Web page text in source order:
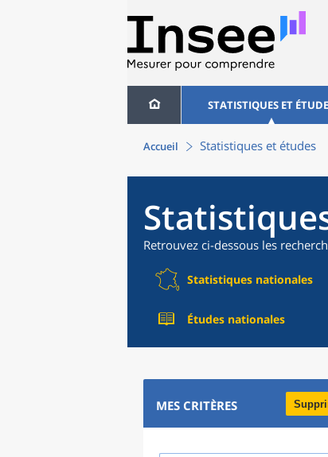
STATISTIQUES ET
Accueil Statistiques et études
Retrouvez ci-dessous les
Statistiques nationales
Études nationales
MES CRITÈRES